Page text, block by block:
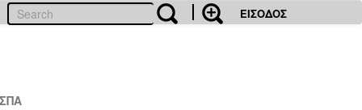
ΕΙΣΟΔΟΣ